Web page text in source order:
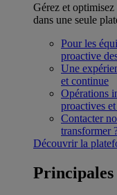
Gérez et
dans une seule
Pour les
proactive
Une
et continue
Opérations
proactives
Contacter
transformer
Découvrir la